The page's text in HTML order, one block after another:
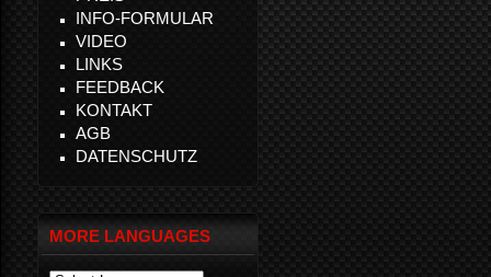
INFO-FORMULAR
VIDEO
LINKS
FEEDBACK
KONTAKT
AGB
DATENSCHUTZ
MORE LANGUAGES